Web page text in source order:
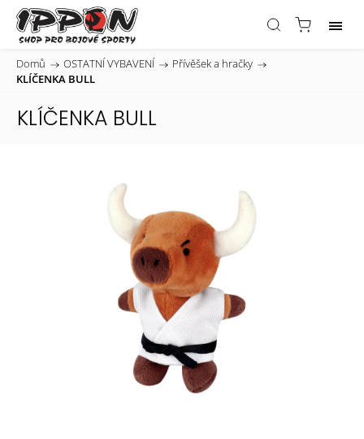
Domů / OSTATNÍ VYBAVENÍ / Přívěšek a hračky /
KLÍČENKA BULL
KLÍČENKA BULL